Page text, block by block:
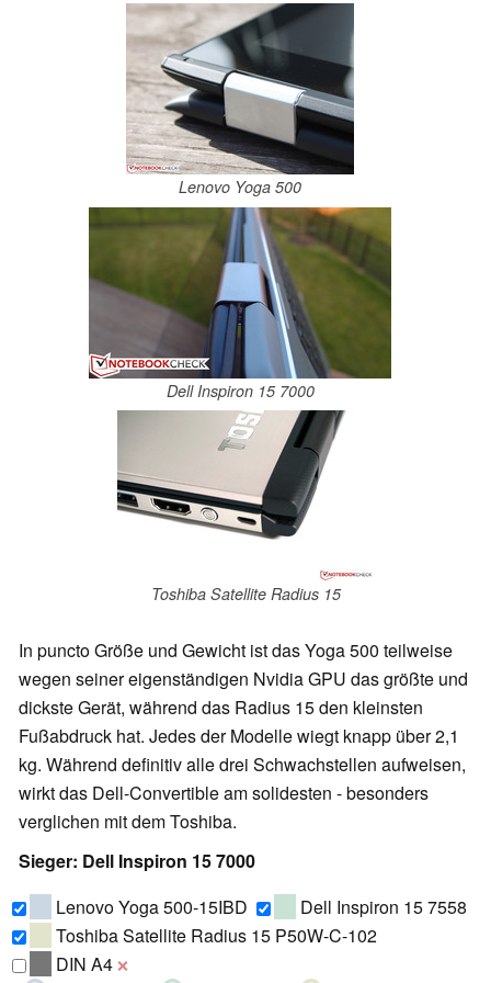
Lenovo Yoga 500
Dell Inspiron 15 7000
Toshiba Satellite Radius 15
In puncto Größe und Gewicht ist das Yoga 500 teilweise
wegen seiner eigenständigen Nvidia GPU das größte und
dickste Gerät, während das Radius 15 den kleinsten
Fußabdruck hat. Jedes der Modelle wiegt knapp über 2,1
kg. Während definitiv alle drei Schwachstellen aufweisen,
wirkt das Dell-Convertible am solidesten - besonders
verglichen mit dem Toshiba.
Sieger: Dell Inspiron 15 7000
Lenovo Yoga 500-15IBD
Dell Inspiron 15 7558
Toshiba Satellite Radius 15 P50W-C-102
DIN A4 ❌